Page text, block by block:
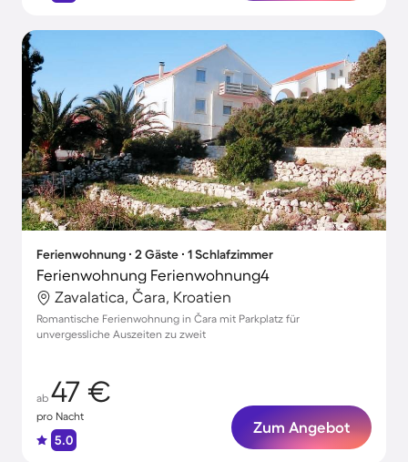
Ferienwohnung ∙ 2 Gäste ∙ 1 Schlafzimmer
Ferienwohnung Ferienwohnung4
Zavalatica, Čara, Kroatien
Romantische Ferienwohnung in Čara mit Parkplatz für
unvergessliche Auszeiten zu zweit
ab 47 €
pro Nacht
5.0
Zum Angebot